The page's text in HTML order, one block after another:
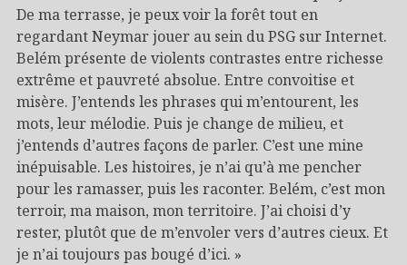
De ma terrasse, je peux voir la forêt tout en
regardant Neymar jouer au sein du PSG sur Internet.
Belém présente de violents contrastes entre richesse
extrême et pauvreté absolue. Entre convoitise et
misère. J’entends les phrases qui m’entourent, les
mots, leur mélodie. Puis je change de milieu, et
j’entends d’autres façons de parler. C’est une mine
inépuisable. Les histoires, je n’ai qu’à me pencher
pour les ramasser, puis les raconter. Belém, c’est mon
terroir, ma maison, mon territoire. J’ai choisi d’y
rester, plutôt que de m’envoler vers d’autres cieux. Et
je n’ai toujours pas bougé d’ici. »